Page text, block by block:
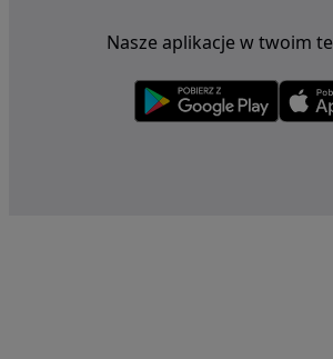
Nasze aplikacje w twoim